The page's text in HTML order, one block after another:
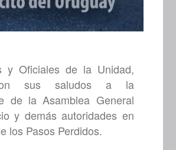
y Oficiales de la Unidad,
sus saludos a la
de la Asamblea General
y demás autoridades en
los Pasos Perdidos.